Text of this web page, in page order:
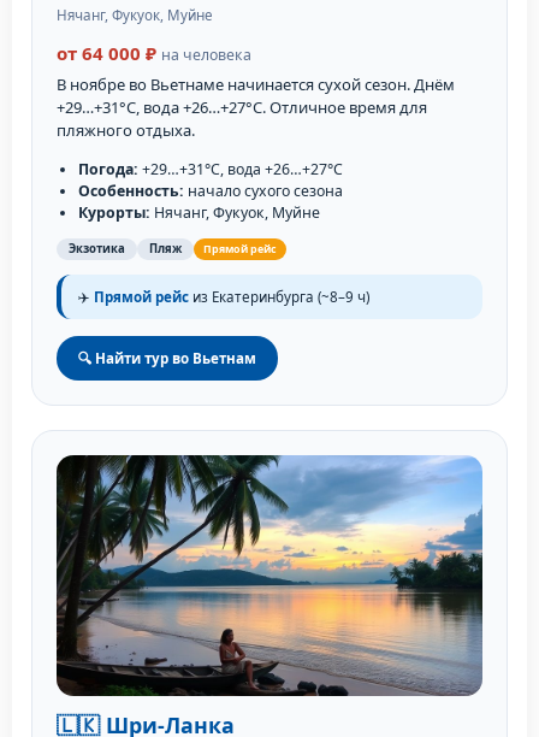
Нячанг, Фукуок, Муйне
от 64 000 ₽ на человека
В ноябре во Вьетнаме начинается сухой сезон. Днём
+29…+31°C, вода +26…+27°C. Отличное время для
пляжного отдыха.
Погода: +29…+31°C, вода +26…+27°C
Особенность: начало сухого сезона
Курорты: Нячанг, Фукуок, Муйне
Экзотика Пляж Прямой рейс
✈️ Прямой рейс из Екатеринбурга (~8–9 ч)
🔍 Найти тур во Вьетнам
🇱🇰 Шри-Ланка